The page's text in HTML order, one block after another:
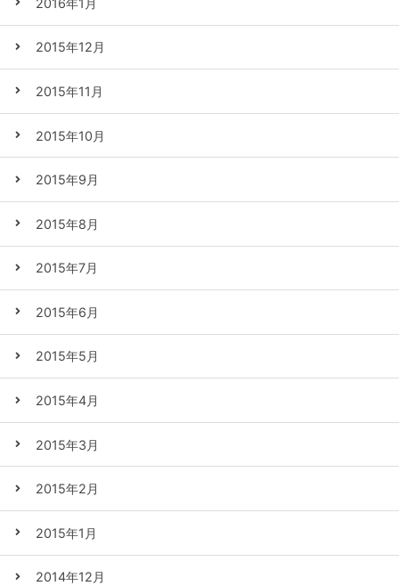
2015年12月
2015年11月
2015年10月
2015年9月
2015年8月
2015年7月
2015年6月
2015年5月
2015年4月
2015年3月
2015年2月
2015年1月
2014年12月